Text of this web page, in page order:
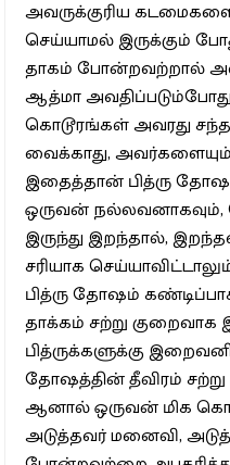
அவருக்குரிய
செய்யாமல் இருக்கும்
தாகம் போன்றவற்றால்
ஆத்மா
கொடூரங்கள் அவரது
வைக்காது,
இதைத்தான் பித்ரு
ஒருவன் நல்லவனாகவும்,
இருந்து இறந்தால்,
சரியாக
பித்ரு தோஷம்
தாக்கம் சற்று குறைவாக
பித்ருக்களுக்கு
தோஷத்தின் தீவிரம் சற்று
ஆனால் ஒருவன் மிக
அடுத்தவர் மனைவி,